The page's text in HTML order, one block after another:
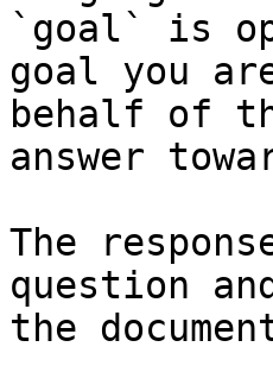
`goal` is
goal you
behalf of
answer
The
question
the